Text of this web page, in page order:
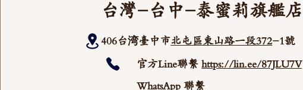
台灣-台中-泰蜜莉旗艦店
406台湾臺中市北屯區東山路一段372-1號
官方Line聯繫https://lin.ee/87JLU7V
WhatsApp 聯繫